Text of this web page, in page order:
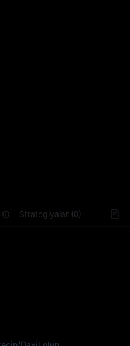
Strategiyalar (0)